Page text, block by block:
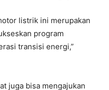
listrik ini merupakan
program
transisi energi,”
juga bisa mengajukan